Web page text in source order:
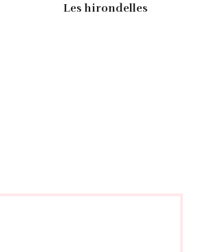
Les hirondelles